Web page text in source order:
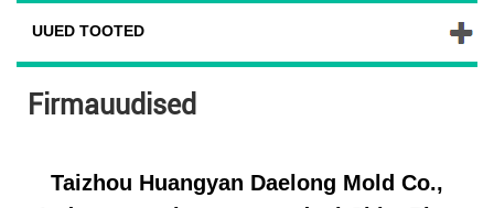
UUED TOOTED
Firmauudised
Taizhou Huangyan Daelong Mold Co.,